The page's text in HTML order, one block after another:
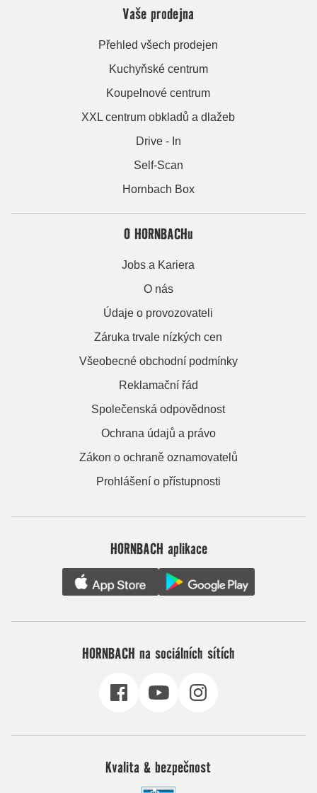
Vaše prodejna
Přehled všech prodejen
Kuchyňské centrum
Koupelnové centrum
XXL centrum obkladů a dlažeb
Drive - In
Self-Scan
Hornbach Box
O HORNBACHu
Jobs a Kariera
O nás
Údaje o provozovateli
Záruka trvale nízkých cen
Všeobecné obchodní podmínky
Reklamační řád
Společenská odpovědnost
Ochrana údajů a právo
Zákon o ochraně oznamovatelů
Prohlášení o přístupnosti
HORNBACH aplikace
HORNBACH na sociálních sítích
Kvalita & bezpečnost